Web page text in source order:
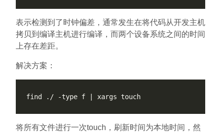
表示检测到了时钟偏差，通常发生在将代码从开发主机
拷贝到编译主机进行编译，而两个设备系统之间的时间
上存在差距。
解决方案：
将所有文件进行一次touch，刷新时间为本地时间，然